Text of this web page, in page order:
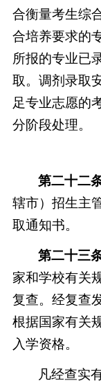
合衡量考生综
合培养要求的
所报的专业已
取。调剂录取
足专业志愿的
分阶段处理。
第二十二
辖市）招生主
取通知书。
第二十三
家和学校有关
复查。经复查
根据国家有关
入学资格。
凡经查实